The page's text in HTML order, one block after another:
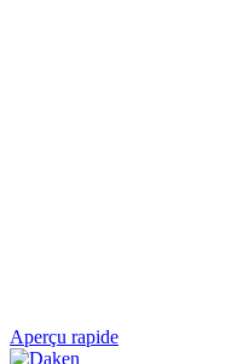
Aperçu rapide